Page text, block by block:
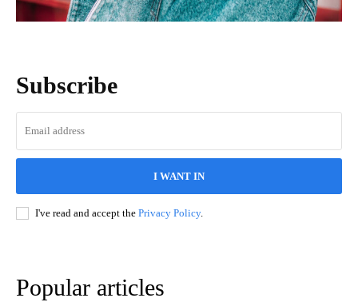
Subscribe
I WANT IN
I've read and accept the Privacy Policy.
Popular articles